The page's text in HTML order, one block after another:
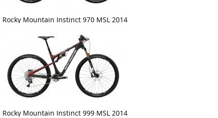
Rocky Mountain Instinct 970 MSL 2014
Rocky Mountain Instinct 999 MSL 2014